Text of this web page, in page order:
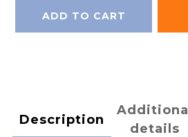
ADD TO CART
Description
Additional
details